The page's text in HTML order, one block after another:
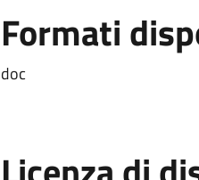
Formati
doc